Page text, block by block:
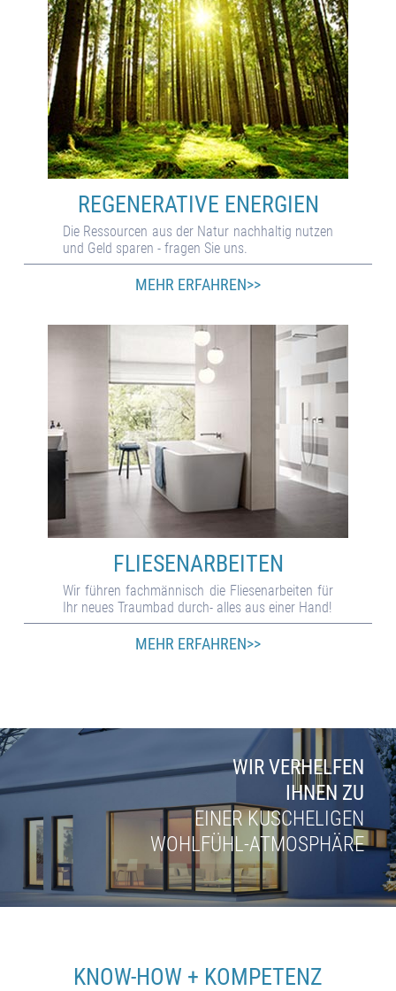
REGENERATIVE ENERGIEN
Die Res­sour­cen aus der Na­tur nach­hal­tig nutzen
und Geld sparen - fra­gen Sie uns.
MEHR ERFAHREN>>
FLIESEN­ARBEITEN
Wir füh­ren fach­männisch die Flie­sen­ar­bei­ten für
Ihr neu­es Traum­bad durch- alles aus ei­ner Hand!
MEHR ERFAHREN>>
WIR VERHELFEN
IHNEN ZU
EINER KUSCHELIGEN
WOHLFÜHL-ATMOSPHÄRE
KNOW-HOW + KOMPETENZ